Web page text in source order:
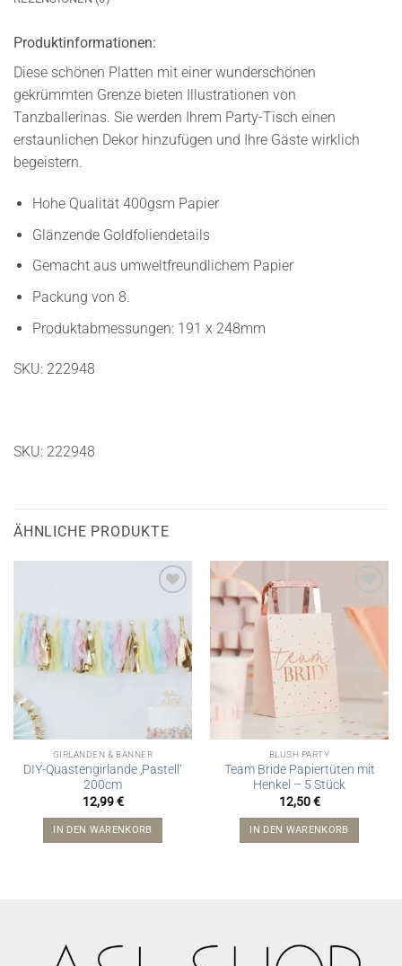
Produktinformationen:
Diese schönen Platten mit einer wunderschönen
gekrümmten Grenze bieten Illustrationen von
Tanzballerinas. Sie werden Ihrem Party-Tisch einen
erstaunlichen Dekor hinzufügen und Ihre Gäste wirklich
begeistern.
Hohe Qualität 400gsm Papier
Glänzende Goldfoliendetails
Gemacht aus umweltfreundlichem Papier
Packung von 8.
Produktabmessungen: 191 x 248mm
SKU: 222948
SKU: 222948
ÄHNLICHE PRODUKTE
GIRLANDEN & BANNER
DIY-Quastengirlande ‚Pastell‘
200cm
12,99€
IN DEN WARENKORB
BLUSH PARTY
Team Bride Papiertüten mit
Henkel – 5 Stück
12,50€
IN DEN WARENKORB